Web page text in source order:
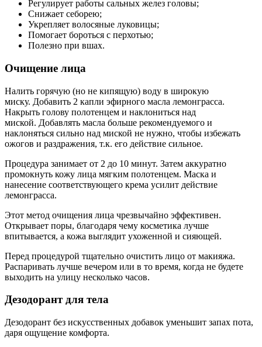
Регулирует работы сальных желез головы;
Снижает себорею;
Укрепляет волосяные луковицы;
Помогает бороться с перхотью;
Полезно при вшах.
Очищение лица
Налить горячую (но не кипящую) воду в широкую
миску. Добавить 2 капли эфирного масла лемонграсса.
Накрыть голову полотенцем и наклониться над
миской. Добавлять масла больше рекомендуемого и
наклоняться сильно над миской не нужно, чтобы избежать
ожогов и раздражения, т.к. его действие сильное.
Процедура занимает от 2 до 10 минут. Затем аккуратно
промокнуть кожу лица мягким полотенцем. Маска и
нанесение соответствующего крема усилит действие
лемонграсса.
Этот метод очищения лица чрезвычайно эффективен.
Открывает поры, благодаря чему косметика лучше
впитывается, а кожа выглядит ухоженной и сияющей.
Перед процедурой тщательно очистить лицо от макияжа.
Распаривать лучше вечером или в то время, когда не будете
выходить на улицу несколько часов.
Дезодорант для тела
Дезодорант без искусственных добавок уменьшит запах пота,
даря ощущение комфорта.